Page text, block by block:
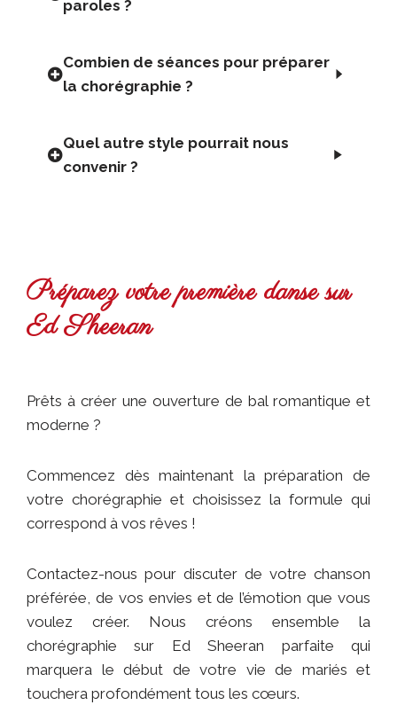
paroles ?
Combien de séances pour préparer
la chorégraphie ?
Quel autre style pourrait nous
convenir ?
Préparez votre première danse sur
Ed Sheeran
Prêts à créer une ouverture de bal romantique et
moderne ?
Commencez dès maintenant la préparation de
votre chorégraphie et choisissez la formule qui
correspond à vos rêves !
Contactez-nous pour discuter de votre chanson
préférée, de vos envies et de l’émotion que vous
voulez créer. Nous créons ensemble la
chorégraphie sur Ed Sheeran parfaite qui
marquera le début de votre vie de mariés et
touchera profondément tous les cœurs.